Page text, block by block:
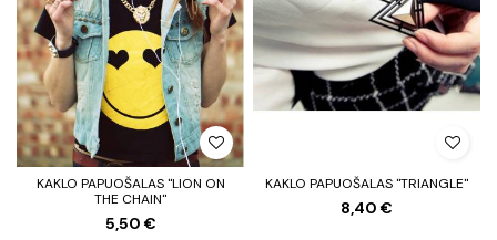
KAKLO PAPUOŠALAS "LION ON
THE CHAIN"
5,50 €
KAKLO PAPUOŠALAS "TRIANGLE"
8,40 €